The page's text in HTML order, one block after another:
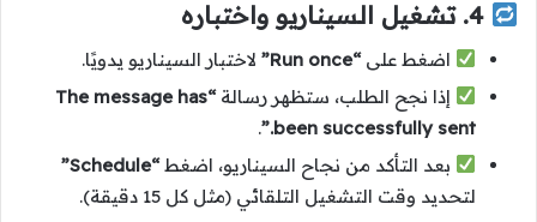
4. تشغيل السيناريو واختباره
اضغط على“Run once”
لاختبار السيناريو يدويًا.
إذا نجح الطلب، ستظهر رسالة “The message has
been successfully sent.”
.
بعد التأكد من نجاح السيناريو، اضغط“Schedule”
لتحديد وقت التشغيل التلقائي (مثل كل 15 دقيقة).